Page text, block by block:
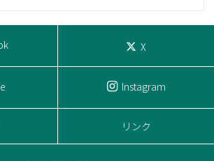
X
Instagram
リンク